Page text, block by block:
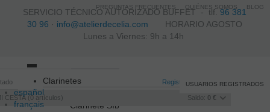
SERVICIO TÉCNICO AUTORIZADO BUFFET -tlf.96 381
30 96 · info@atelierdecelia.com HORARIO AGOSTO
Lunes a Viernes: 9h a 14h
español
français
Registro /Iniciar sesión
CESTA 0 artículos Saldo: 0 €
USUARIOS REGISTRADOS
navigation
Clarinetes
Clarinete SIb
PREGUNTAS FRECUENTES QUIÉNES SOMOS BLOG